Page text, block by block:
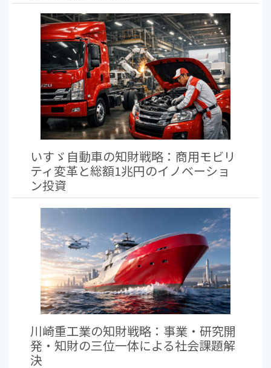
いすゞ自動車の知財戦略：商用モビリ
ティ変革と総額1兆円のイノベーショ
ン投資
川崎重工業の知財戦略：事業・研究開
発・知財の三位一体による社会課題解
決